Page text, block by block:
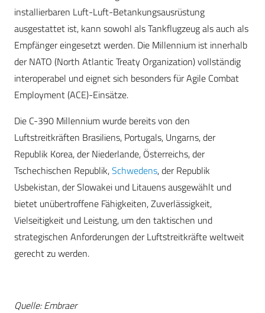
installierbaren Luft-Luft-Betankungsausrüstung
ausgestattet ist, kann sowohl als Tankflugzeug als auch als
Empfänger eingesetzt werden. Die Millennium ist innerhalb
der NATO (North Atlantic Treaty Organization) vollständig
interoperabel und eignet sich besonders für Agile Combat
Employment (ACE)-Einsätze.
Die C-390 Millennium wurde bereits von den
Luftstreitkräften Brasiliens, Portugals, Ungarns, der
Republik Korea, der Niederlande, Österreichs, der
Tschechischen Republik,Schwedens, der Republik
Usbekistan, der Slowakei und Litauens ausgewählt und
bietet unübertroffene Fähigkeiten, Zuverlässigkeit,
Vielseitigkeit und Leistung, um den taktischen und
strategischen Anforderungen der Luftstreitkräfte weltweit
gerecht zu werden.
Quelle: Embraer